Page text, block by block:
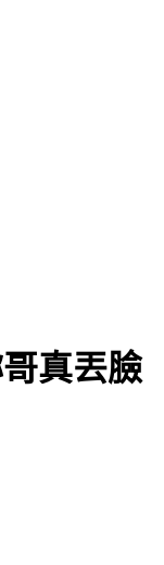
真丟臉